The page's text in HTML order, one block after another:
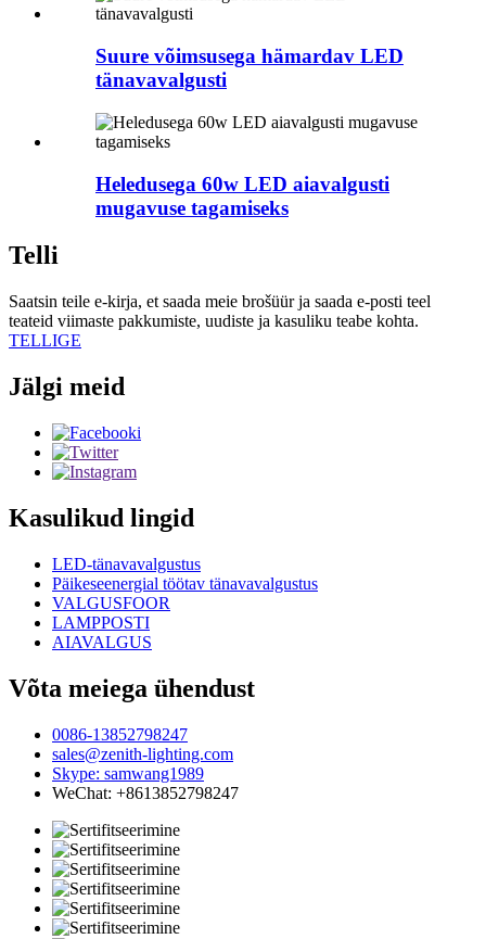
Suure võimsusega hämardav LED
tänavavalgusti
Heledusega 60w LED aiavalgusti
mugavuse tagamiseks
Telli
Saatsin teile e-kirja, et saada meie brošüür ja saada e-posti teel
teateid viimaste pakkumiste, uudiste ja kasuliku teabe kohta.
TELLIGE
Jälgi meid
Kasulikud lingid
LED-tänavavalgustus
Päikeseenergial töötav tänavavalgustus
VALGUSFOOR
LAMPPOSTI
AIAVALGUS
Võta meiega ühendust
0086-13852798247
sales@zenith-lighting.com
Skype: samwang1989
WeChat: +8613852798247